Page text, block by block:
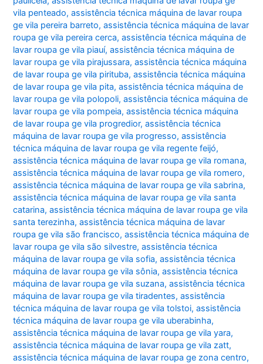
vila penteado,assistência técnica máquina de lavar roupa
ge vila pereira barreto,assistência técnica máquina de lavar
roupa ge vila pereira cerca,assistência técnica máquina de
lavar roupa ge vila piauí,assistência técnica máquina de
lavar roupa ge vila pirajussara,assistência técnica máquina
de lavar roupa ge vila pirituba,assistência técnica máquina
de lavar roupa ge vila pita,assistência técnica máquina de
lavar roupa ge vila polopoli,assistência técnica máquina de
lavar roupa ge vila pompeia,assistência técnica máquina
de lavar roupa ge vila progredior,assistência técnica
máquina de lavar roupa ge vila progresso,assistência
técnica máquina de lavar roupa ge vila regente feijó,
assistência técnica máquina de lavar roupa ge vila romana,
assistência técnica máquina de lavar roupa ge vila romero,
assistência técnica máquina de lavar roupa ge vila sabrina,
assistência técnica máquina de lavar roupa ge vila santa
catarina,assistência técnica máquina de lavar roupa ge vila
santa terezinha,assistência técnica máquina de lavar
roupa ge vila são francisco,assistência técnica máquina de
lavar roupa ge vila são silvestre,assistência técnica
máquina de lavar roupa ge vila sofia,assistência técnica
máquina de lavar roupa ge vila sônia,assistência técnica
máquina de lavar roupa ge vila suzana,assistência técnica
máquina de lavar roupa ge vila tiradentes,assistência
técnica máquina de lavar roupa ge vila tolstoi,assistência
técnica máquina de lavar roupa ge vila uberabinha,
assistência técnica máquina de lavar roupa ge vila yara,
assistência técnica máquina de lavar roupa ge vila zatt,
assistência técnica máquina de lavar roupa ge zona centro,